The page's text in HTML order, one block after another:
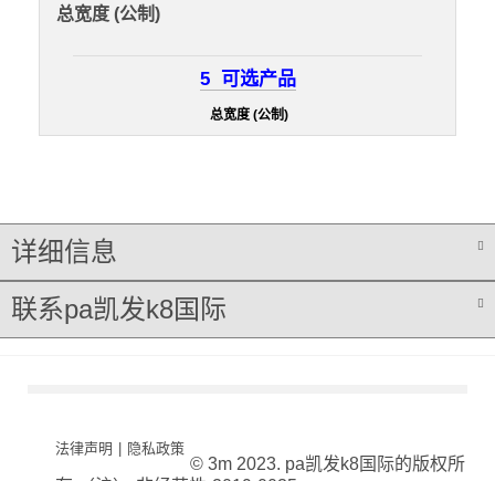
总宽度 (公制)
5 可选产品
总宽度 (公制)
详细信息
联系pa凯发k8国际
法律声明 | 隐私政策
© 3m 2023. pa凯发k8国际的版权所